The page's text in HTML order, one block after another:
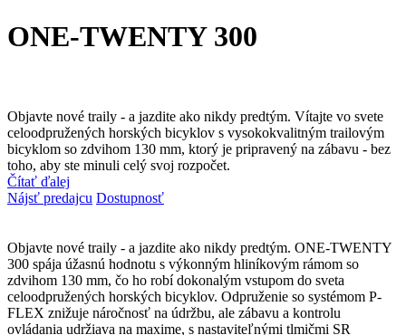
ONE-TWENTY 300
Objavte nové traily - a jazdite ako nikdy predtým. Vítajte vo svete
celoodpružených horských bicyklov s vysokokvalitným trailovým
bicyklom so zdvihom 130 mm, ktorý je pripravený na zábavu - bez
toho, aby ste minuli celý svoj rozpočet.
Čítať ďalej
Nájsť predajcu Dostupnosť
Objavte nové traily - a jazdite ako nikdy predtým. ONE-TWENTY
300 spája úžasnú hodnotu s výkonným hliníkovým rámom so
zdvihom 130 mm, čo ho robí dokonalým vstupom do sveta
celoodpružených horských bicyklov. Odpruženie so systémom P-
FLEX znižuje náročnosť na údržbu, ale zábavu a kontrolu
ovládania udržiava na maxime, s nastaviteľnými tlmičmi SR